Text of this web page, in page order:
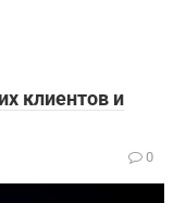
клиентов и
0